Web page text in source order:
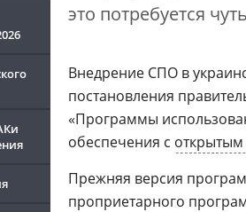
это потребуется
Внедрение СПО в
постановления
«Программы
обеспечения с
Прежняя версия
проприетарного